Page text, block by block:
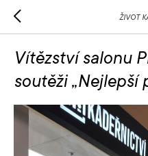
ŽIVOT
Vítězství salonu
soutěži „Nejlepší